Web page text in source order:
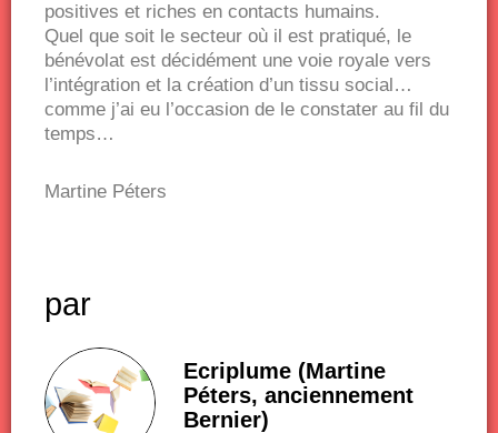
positives et riches en contacts humains.
Quel que soit le secteur où il est pratiqué, le
bénévolat est décidément une voie royale vers
l’intégration et la création d’un tissu social…
comme j’ai eu l’occasion de le constater au fil du
temps…
Martine Péters
par
Ecriplume (Martine
Péters, anciennement
Bernier)